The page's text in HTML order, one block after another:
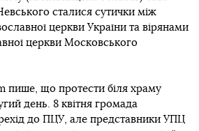
сталися сутички між
церкви України та вірянами
церкви Московського
пише, що протести біля храму
день. 8 квітня громада
до ПЦУ, але представники УПЦ